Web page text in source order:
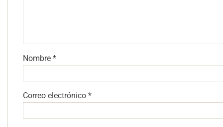
Nombre *
Correo electrónico *